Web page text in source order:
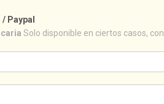
Paypal
Solo disponible en ciertos casos,